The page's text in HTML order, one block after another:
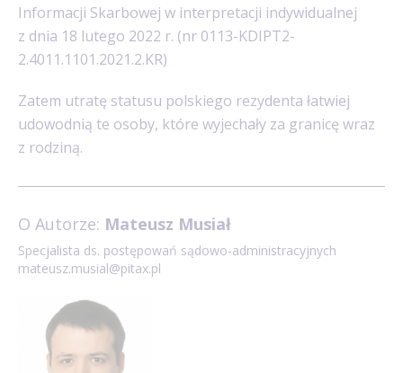
Informacji Skarbowej w interpretacji indywidualnej
z dnia 18 lutego 2022 r. (nr 0113-KDIPT2-
2.4011.1101.2021.2.KR)
Zatem utratę statusu polskiego rezydenta łatwiej
udowodnią te osoby, które wyjechały za granicę wraz
z rodziną.
O Autorze: Mateusz Musiał
Specjalista ds. postępowań sądowo-administracyjnych
mateusz.musial@pitax.pl